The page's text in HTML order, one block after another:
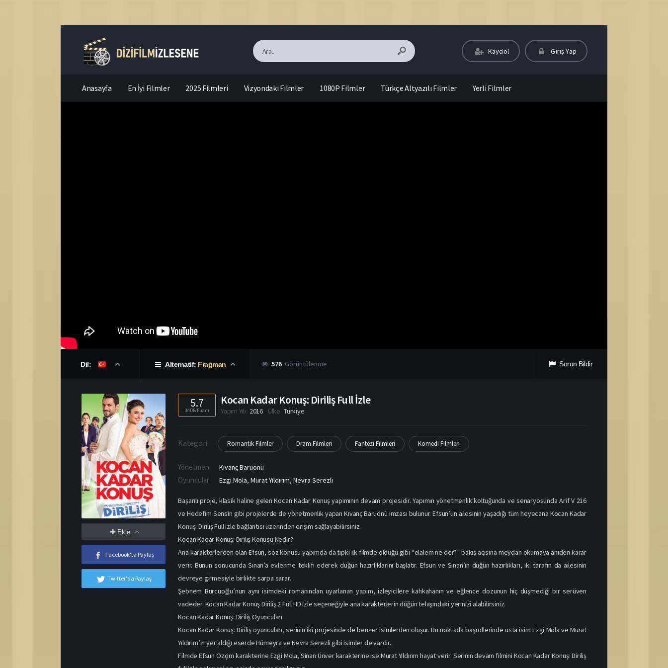
Kaydol Giriş Yap
Anasayfa En İyi Filmler 2025 Filmleri Vizyondaki Filmler 1080P Filmler Türkçe Altyazılı Filmler Yerli Filmler
Dil: Alternatif: Fragman 576 Görüntülenme Sorun Bildir
Ekle
Facebook'ta Paylaş
Twitter'da Paylaş
5.7
IMDB Puanı
Kocan Kadar Konuş: Diriliş Full İzle
Yapım Yılı 2016 Ülke Türkiye
Kategori Romantik Filmler Dram Filmleri Fantezi Filmleri Komedi Filmleri
Yönetmen Kıvanç Baruönü
Oyuncular Ezgi Mola,Murat Yıldırım,Nevra Serezli
Başarılı proje, klasik haline gelen Kocan Kadar Konuş yapımının devam projesidir. Yapımın yönetmenlik koltuğunda ve senaryosunda Arif V 216
ve Hedefim Sensin gibi projelerde de yönetmenlik yapan Kıvanç Baruönü imzası bulunur. Efsun’un ailesinin yaşadığı tüm heyecana Kocan Kadar
Konuş: Diriliş Full izle bağlantısı üzerinden erişim sağlayabilirsiniz.
Kocan Kadar Konuş: Diriliş Konusu Nedir?
Ana karakterlerden olan Efsun, söz konusu yapımda da tıpkı ilk filmde olduğu gibi “elalem ne der?” bakış açısına meydan okumaya aniden karar
verir. Bunun sonucunda Sinan’a evlenme teklifi ederek düğün hazırlıklarını başlatır. Efsun ve Sinan’ın düğün hazırlıkları, iki tarafın da ailesinin
devreye girmesiyle birlikte sarpa sarar.
Şebnem Burcuoğlu’nun aynı isimdeki romanından uyarlanan yapım, izleyicilere kahkahanın ve eğlence dozunun hiç düşmediği bir serüven
vadeder. Kocan Kadar Konuş Diriliş 2 Full HD izle seçeneğiyle ana karakterlerin düğün telaşındaki yerinizi alabilirsiniz.
Kocan Kadar Konuş: Diriliş Oyuncuları
Kocan Kadar Konuş: Diriliş oyuncuları, serinin iki projesinde de benzer isimlerden oluşur. Bu noktada başrollerinde usta isim Ezgi Mola ve Murat
Yıldırım’ın yer aldığı eserde Hümeyra ve Nevra Serezli gibi isimler de vardır.
Filmde Efsun Özçim karakterine Ezgi Mola, Sinan Ünver karakterine ise Murat Yıldırım hayat verir. Serinin devam filmini Kocan Kadar Konuş: Diriliş